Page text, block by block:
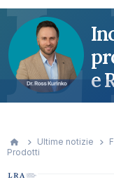
e
L
Ultime notizie
Prodotti